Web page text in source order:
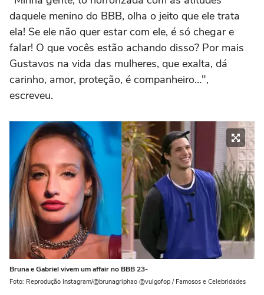
daquele menino do BBB, olha o jeito que ele trata
ela! Se ele não quer estar com ele, é só chegar e
falar! O que vocês estão achando disso? Por mais
Gustavos na vida das mulheres, que exalta, dá
carinho, amor, proteção, é companheiro…",
escreveu.
Bruna e Gabriel vivem um affair no BBB 23-
Foto: Reprodução Instagram/@brunagriphao @vulgofop / Famosos e Celebridades